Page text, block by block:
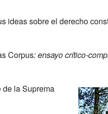
ideas sobre el derecho
Corpus: ensayo crítico-
de la Suprema